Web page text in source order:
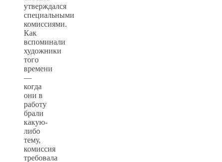
утверждался
специальными
комиссиями.
Как
вспоминали
художники
того
времени
—
когда
они в
работу
брали
какую-
либо
тему,
комиссия
требовала